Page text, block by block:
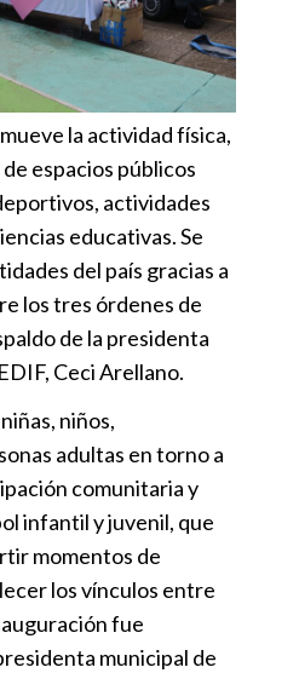
la actividad física,
espacios públicos
actividades
educativas. Se
del país gracias a
los tres órdenes de
de la presidenta
Ceci Arellano.
niños,
adultas en torno a
comunitaria y
infantil y juvenil, que
momentos de
los vínculos entre
fue
municipal de